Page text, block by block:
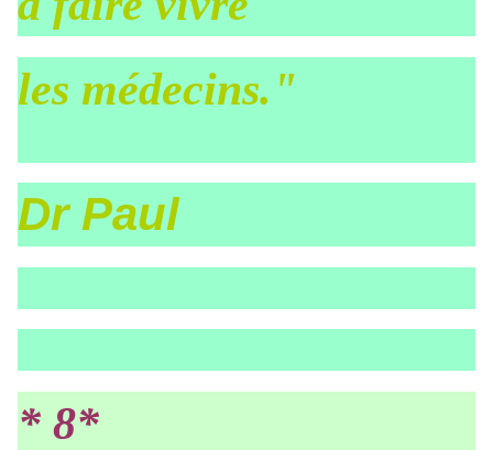
les médecins."
Dr Paul
* 8*